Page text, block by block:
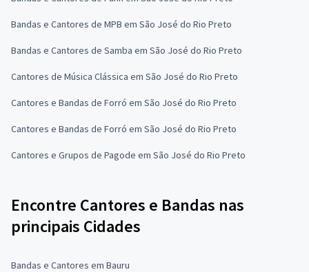
Bandas e Cantores de MPB em São José do Rio Preto
Bandas e Cantores de Samba em São José do Rio Preto
Cantores de Música Clássica em São José do Rio Preto
Cantores e Bandas de Forró em São José do Rio Preto
Cantores e Bandas de Forró em São José do Rio Preto
Cantores e Grupos de Pagode em São José do Rio Preto
Encontre Cantores e Bandas nas
principais Cidades
Bandas e Cantores em Bauru